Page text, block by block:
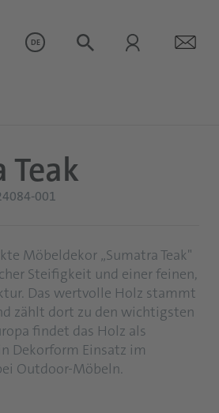
DE
Teak
001
Möbeldekor „Sumatra Teak"
Steifigkeit und einer feinen,
Das wertvolle Holz stammt
zählt dort zu den wichtigsten
findet das Holz als
Dekorform Einsatz im
Outdoor-Möbeln.